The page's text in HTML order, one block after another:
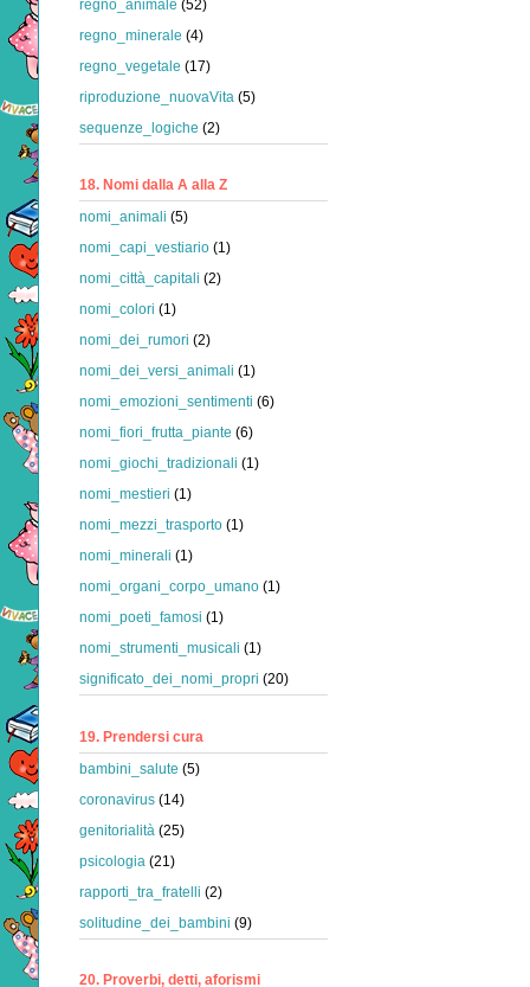
regno_animale (52)
regno_minerale (4)
regno_vegetale (17)
riproduzione_nuovaVita (5)
sequenze_logiche (2)
18. Nomi dalla A alla Z
nomi_animali (5)
nomi_capi_vestiario (1)
nomi_città_capitali (2)
nomi_colori (1)
nomi_dei_rumori (2)
nomi_dei_versi_animali (1)
nomi_emozioni_sentimenti (6)
nomi_fiori_frutta_piante (6)
nomi_giochi_tradizionali (1)
nomi_mestieri (1)
nomi_mezzi_trasporto (1)
nomi_minerali (1)
nomi_organi_corpo_umano (1)
nomi_poeti_famosi (1)
nomi_strumenti_musicali (1)
significato_dei_nomi_propri (20)
19. Prendersi cura
bambini_salute (5)
coronavirus (14)
genitorialità (25)
psicologia (21)
rapporti_tra_fratelli (2)
solitudine_dei_bambini (9)
20. Proverbi, detti, aforismi